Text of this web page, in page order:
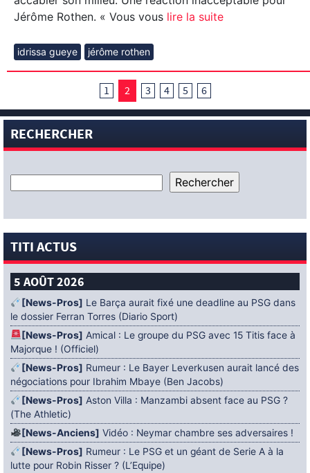
Jérôme Rothen. « Vous vous lire la suite
idrissa gueye jérôme rothen
1 2 3 4 5 6
RECHERCHER
TITI ACTUS
5 AOÛT 2026
[News-Pros] Le Barça aurait fixé une deadline au PSG dans
le dossier Ferran Torres (Diario Sport)
[News-Pros] Amical : Le groupe du PSG avec 15 Titis face à
Majorque ! (Officiel)
[News-Pros] Rumeur : Le Bayer Leverkusen aurait lancé des
négociations pour Ibrahim Mbaye (Ben Jacobs)
[News-Pros] Aston Villa : Manzambi absent face au PSG ?
(The Athletic)
[News-Anciens] Vidéo : Neymar chambre ses adversaires !
[News-Pros] Rumeur : Le PSG et un géant de Serie A à la
lutte pour Robin Risser ? (L’Equipe)